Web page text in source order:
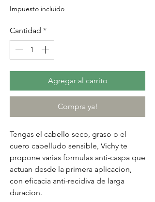
Impuesto incluido
Cantidad *
Agregar al carrito
Compra ya!
Tengas el cabello seco, graso o el
cuero cabelludo sensible, Vichy te
propone varias formulas anti-caspa que
actuan desde la primera aplicacion,
con eficacia anti-recidiva de larga
duracion.